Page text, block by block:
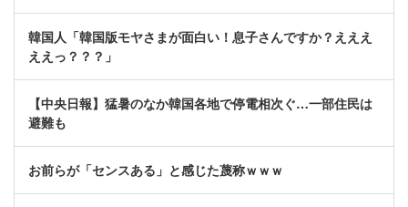
韓国人「韓国版モヤさまが面白い！息子さんですか？えええ
ええっ？？？」
【中央日報】猛暑のなか韓国各地で停電相次ぐ…一部住民は
避難も
お前らが「センスある」と感じた蔑称ｗｗｗ